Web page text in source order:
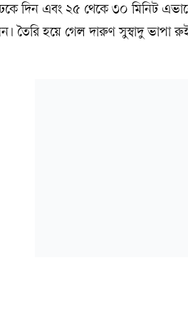
দিন এবং ২৫ থেকে ৩০ মিনিট
তৈরি হয়ে গেল দারুণ সুস্বাদু